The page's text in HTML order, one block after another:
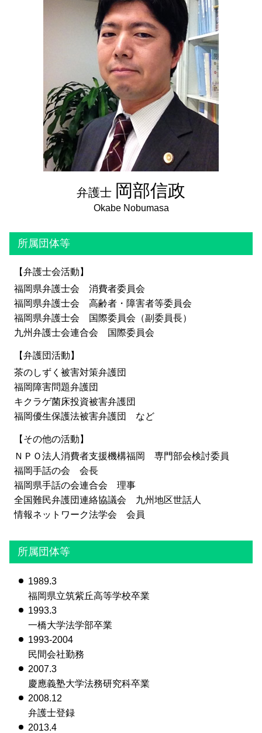
遺留分減殺請求
遺留分とは わかりやすく
成年後見人とは
成年後見申立 費用
成年後見制度
任意後見制度 費用
任意後見制度とは わかりやすく
法定後見制度 デメリット
弁護士 岡部信政
所属団体等
【弁護士会活動】
福岡県弁護士会 消費者委員会
福岡県弁護士会 高齢者・障害者等委員会
福岡県弁護士会 国際委員会（副委員長）
九州弁護士会連合会 国際委員会
【弁護団活動】
茶のしずく被害対策弁護団
福岡障害問題弁護団
キクラゲ菌床投資被害弁護団
福岡優生保護法被害弁護団 など
【その他の活動】
ＮＰＯ法人消費者支援機構福岡 専門部会検討委員
福岡手話の会 会長
福岡県手話の会連合会 理事
全国難民弁護団連絡協議会 九州地区世話人
情報ネットワーク法学会 会員
所属団体等
1989.3
福岡県立筑紫丘高等学校卒業
1993.3
一橋大学法学部卒業
1993-2004
民間会社勤務
2007.3
慶應義塾大学法務研究科卒業
2008.12
弁護士登録
2013.4